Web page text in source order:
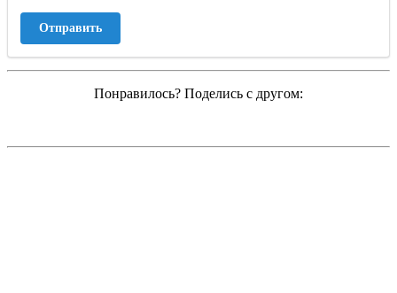
Отправить
Понравилось? Поделись с другом: